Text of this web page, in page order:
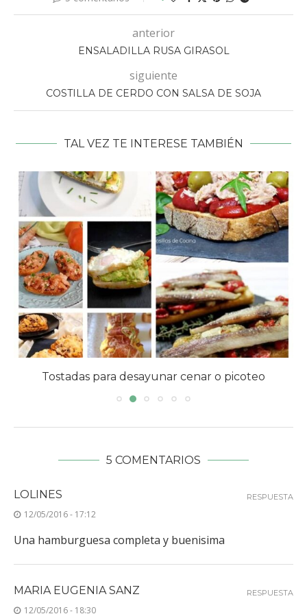
anterior
ENSALADILLA RUSA GIRASOL
siguiente
COSTILLA DE CERDO CON SALSA DE SOJA
TAL VEZ TE INTERESE TAMBIÉN
Tostadas para desayunar cenar o picoteo
5 COMENTARIOS
LOLINES
12/05/2016 - 17:12
Una hamburguesa completa y buenisima
RESPUESTA
MARIA EUGENIA SANZ
12/05/2016 - 18:30
RESPUESTA